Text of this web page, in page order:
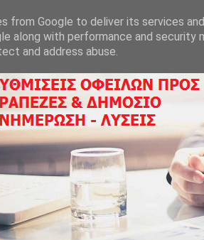
from Google to deliver its services
along with performance and
and address abuse.